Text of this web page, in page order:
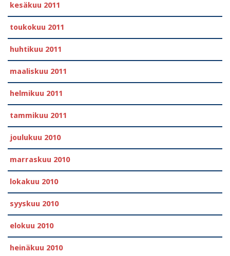
kesäkuu 2011
toukokuu 2011
huhtikuu 2011
maaliskuu 2011
helmikuu 2011
tammikuu 2011
joulukuu 2010
marraskuu 2010
lokakuu 2010
syyskuu 2010
elokuu 2010
heinäkuu 2010